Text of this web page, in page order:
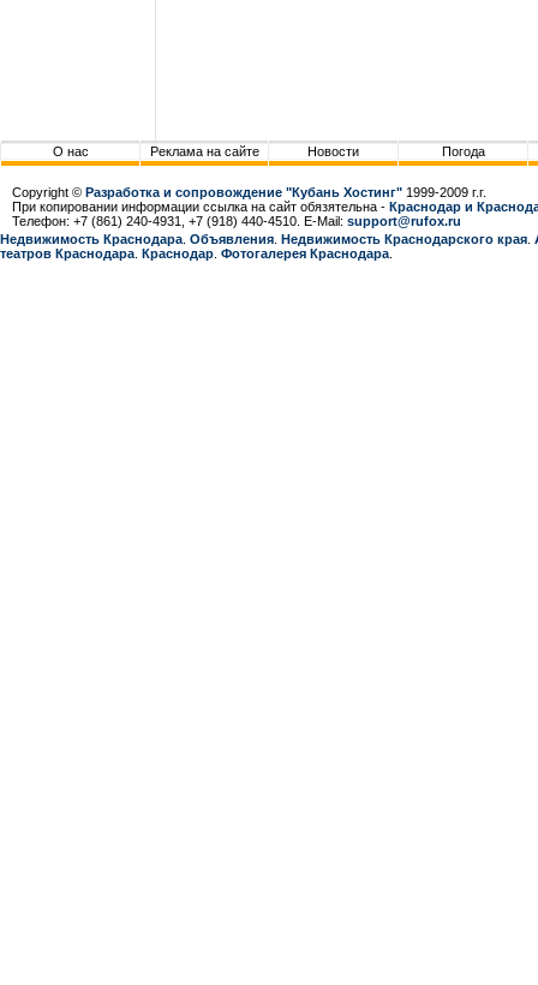
О нас Реклама на сайте Новости Погода
Copyright © Разработка и сопровождение "Кубань Хостинг" 1999-2009 г.г.
При копировании информации ссылка на сайт обязятельна - Краснодар и
Телефон: +7 (861) 240-4931, +7 (918) 440-4510. E-Mail: support@rufox.ru
Недвижимость Краснодара Объявления Недвижимость Краснодарcкого края
театров Краснодара Краснодар Фотогалерея Краснодара